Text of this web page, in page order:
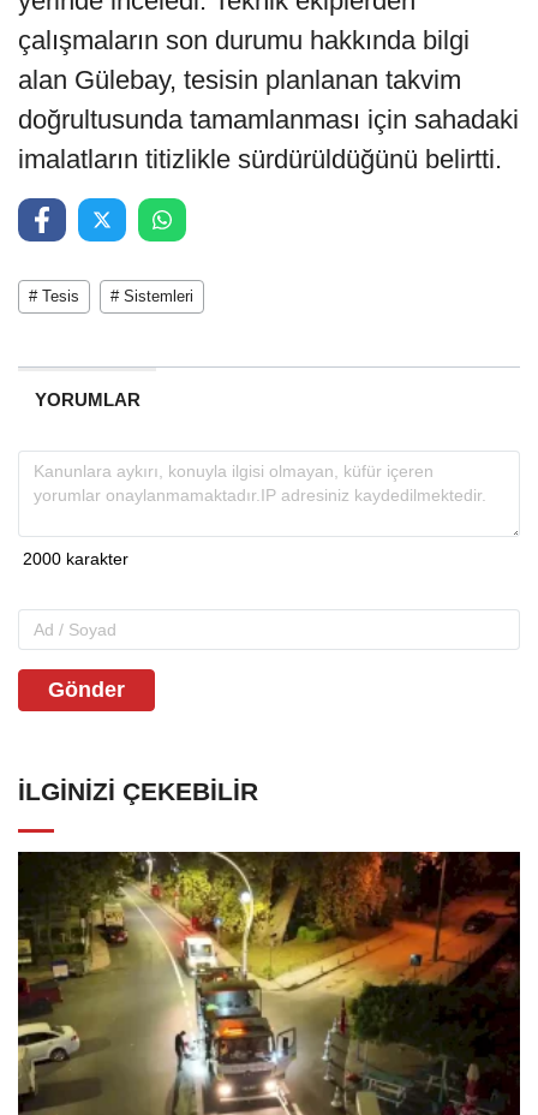
çalışmaların son durumu hakkında bilgi
alan Gülebay, tesisin planlanan takvim
doğrultusunda tamamlanması için sahadaki
imalatların titizlikle sürdürüldüğünü belirtti.
# Tesis # Sistemleri
YORUMLAR
Gönder
İLGINIZI ÇEKEBILIR